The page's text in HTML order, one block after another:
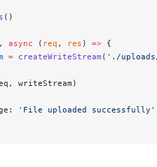
()
, async ( req , res ) => {
= createWriteStream ( './
writeStream)
'File uploaded successfully'